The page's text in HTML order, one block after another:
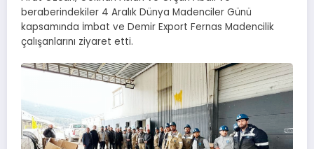
beraberindekiler 4 Aralık Dünya Madenciler Günü
kapsamında İmbat ve Demir Export Fernas Madencilik
çalışanlarını ziyaret etti.